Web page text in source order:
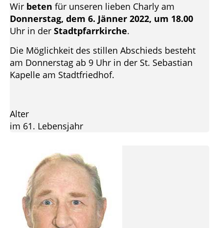
Wir beten für unseren lieben Charly am
Donnerstag, dem 6. Jänner 2022, um 18.00
Uhr in der Stadtpfarrkirche.
Die Möglichkeit des stillen Abschieds besteht
am Donnerstag ab 9 Uhr in der St. Sebastian
Kapelle am Stadtfriedhof.
Alter
im 61. Lebensjahr